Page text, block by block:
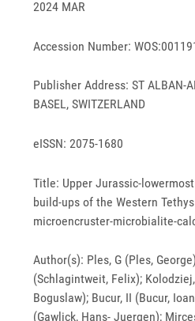
2024 MAR
Accession Number:
Publisher Address: ST ALBAN-
BASEL, SWITZERLAND
eISSN: 2075-1680
Title: Upper Jurassic-
build-ups of the Western
microencruster-microbialite-
Author(s): Ples, G (Ples,
(Schlagintweit, Felix);
Boguslaw); Bucur, II (Bucur,
(Gawlick, Hans- Juergen);